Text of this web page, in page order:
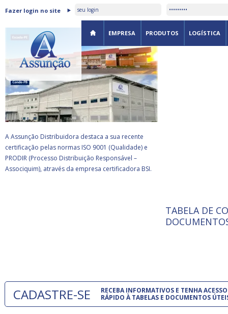
Fazer login no site
EMPRESA PRODUTOS LOGÍSTICA
ASSUNÇÃO DISTRIBUIDORA É
CERTIFICADA PELA BSI
A Assunção Distribuidora destaca a sua recente
certificação pelas normas ISO 9001 (Qualidade) e
PRODIR (Processo Distribuição Responsável –
Associquim), através da empresa certificadora BSI.
ISO 9001:
A
TABELA DE
CADASTRE-SE
RECEBA INFORMATIVOS E TENHA ACESSO
RÁPIDO À TABELAS E DOCUMENTOS